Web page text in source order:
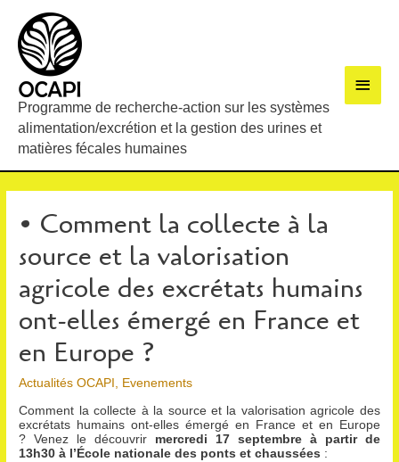
Programme de recherche-action sur les systèmes
alimentation/excrétion et la gestion des urines et
matières fécales humaines
• Comment la collecte à la
source et la valorisation
agricole des excrétats humains
ont-elles émergé en France et
en Europe ?
Actualités OCAPI , Evenements
Comment la collecte à la source et la valorisation agricole des
excrétats humains ont-elles émergé en France et en Europe
? Venez le découvrir mercredi 17 septembre à partir de
13h30 à l’École nationale des ponts et chaussées :